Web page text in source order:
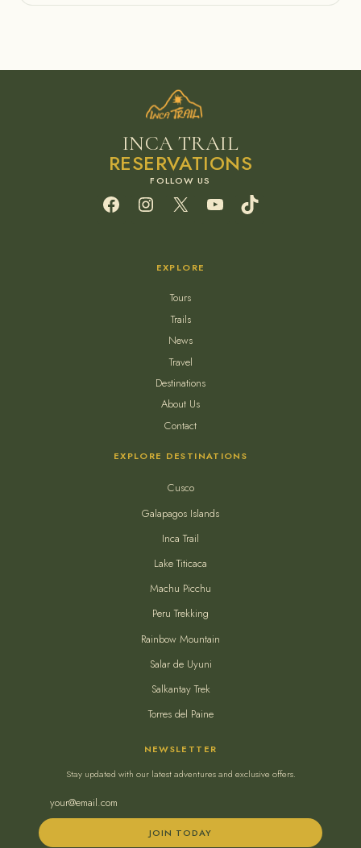
INCA TRAIL
RESERVATIONS
FacebookInstagram
X YouTube
EXPLORE
Tours
Trails
News
Travel
Destinations
About Us
Contact
EXPLORE DESTINATIONS
Cusco
Galapagos Islands
Inca Trail
Lake Titicaca
Machu Picchu
Peru Trekking
Rainbow Mountain
Salar de Uyuni
Salkantay Trek
Torres del Paine
NEWSLETTER
Stay updated with our latest adventures and exclusive offers.
JOIN TODAY